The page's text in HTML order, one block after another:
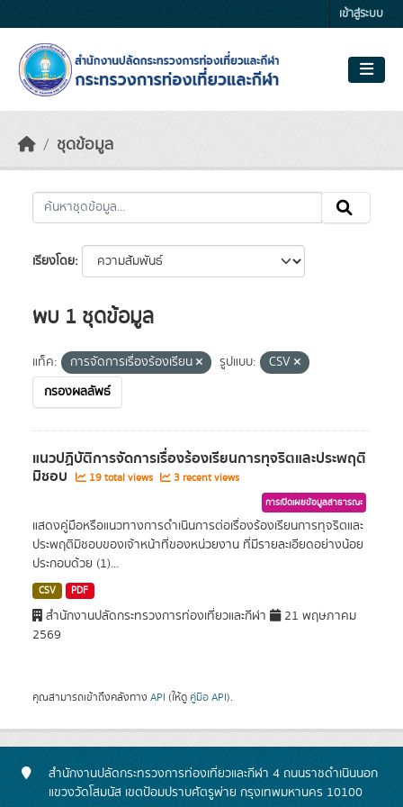
เข้าสู่ระบบ
ชุดข้อมูล
เรียงโดย
พบ 1 ชุดข้อมูล
แท็ค: การจัดการเรื่องร้องเรียน รูปแบบ:
CSV
กรองผลลัพธ์
แนวปฏิบัติการจัดการเรื่องร้องเรียนการทุจริตและประพฤติ
มิชอบ 19 total views 3 recent views
การเปิดเผยข้อมูลสาธารณะ
แสดงคู่มือหรือแนวทางการดำเนินการต่อเรื่องร้องเรียนการทุจริตและ
ประพฤติมิชอบของเจ้าหน้าที่ของหน่วยงาน ที่มีรายละเอียดอย่างน้อย
ประกอบด้วย (1)...
CSV PDF
สำนักงานปลัดกระทรวงการท่องเที่ยวและกีฬา
21 พฤษภาคม
2569
คุณสามารถเข้าถึงคลังทาง API (ให้ดู คู่มือ API).
สำนักงานปลัดกระทรวงการท่องเที่ยวและกีฬา 4 ถนนราชดำเนินนอก
แขวงวัดโสมนัส เขตป้อมปราบศัตรูพ่าย กรุงเทพมหานคร 10100